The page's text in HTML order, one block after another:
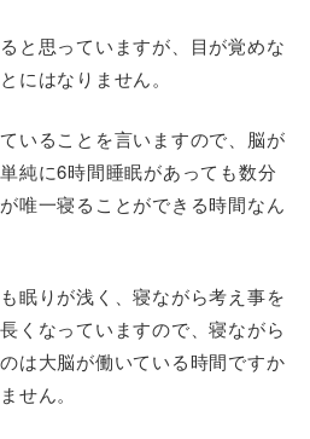
と思っていますが、目が覚めな
にはなりません。
いることを言いますので、脳が
純に6時間睡眠があっても数分
唯一寝ることができる時間なん
眠りが浅く、寝ながら考え事を
くなっていますので、寝ながら
は大脳が働いている時間ですか
せん。